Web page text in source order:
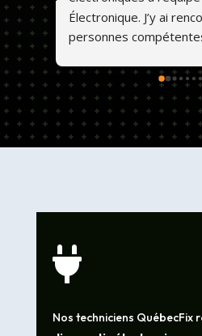
Électronique. J’y ai
personnes
qualité et les prix sont

Nos techniciens QuébecFix